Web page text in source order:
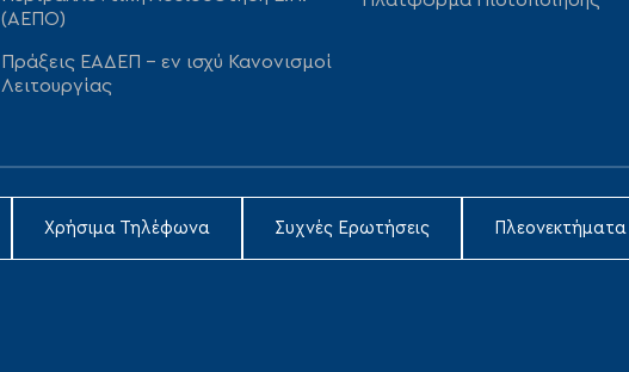
(ΑΕΠΟ)
Πράξεις ΕΑΔΕΠ – εν ισχύ Κανονισμοί
Λειτουργίας
Χρήσιμα Τηλέφωνα Συχνές Ερωτήσεις Πλεονεκτήματα